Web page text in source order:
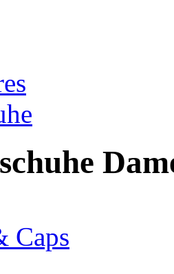
Caps